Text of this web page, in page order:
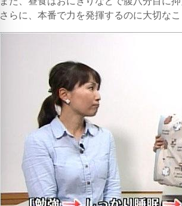
さらに、本番で力を発揮するのに大切なこ